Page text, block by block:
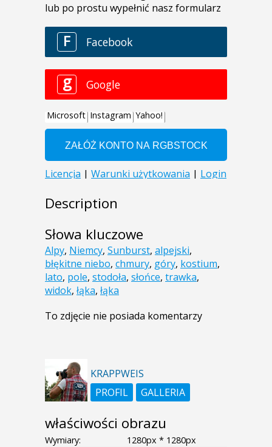
Description
Słowa kluczowe
Alpy, Niemcy, Sunburst, alpejski,
błękitne niebo, chmury, góry, kostium,
lato, pole, stodoła, słońce, trawka,
widok, łąka, łąka
To zdjęcie nie posiada komentarzy
KRAPPWEIS
PROFIL
GALLERIA
właściwości obrazu
Wymiary:
1280px * 1280px